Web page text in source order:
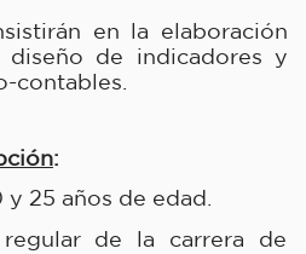
en la elaboración
diseño de indicadores y
contables.
:
y 25 años de edad.
de la carrera de